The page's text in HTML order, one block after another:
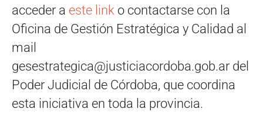
acceder a este link o contactarse con la
Oficina de Gestión Estratégica y Calidad al
mail
gesestrategica@justiciacordoba.gob.ar del
Poder Judicial de Córdoba, que coordina
esta iniciativa en toda la provincia.